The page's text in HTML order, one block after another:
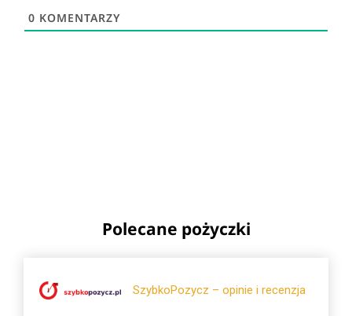
0 KOMENTARZY
Polecane pożyczki
SzybkoPozycz – opinie i recenzja